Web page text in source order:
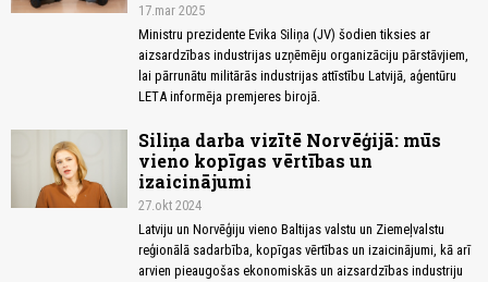
17.mar 2025
Ministru prezidente Evika Siliņa (JV) šodien tiksies ar
aizsardzības industrijas uzņēmēju organizāciju pārstāvjiem,
lai pārrunātu militārās industrijas attīstību Latvijā, aģentūru
LETA informēja premjeres birojā.
Siliņa darba vizītē Norvēģijā: mūs
vieno kopīgas vērtības un
izaicinājumi
27.okt 2024
Latviju un Norvēģiju vieno Baltijas valstu un Ziemeļvalstu
reģionālā sadarbība, kopīgas vērtības un izaicinājumi, kā arī
arvien pieaugošas ekonomiskās un aizsardzības industriju